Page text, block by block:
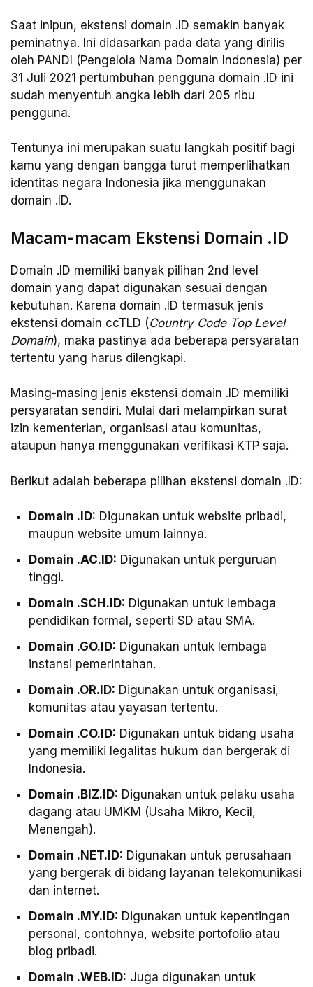
Saat inipun, ekstensi domain .ID semakin banyak
peminatnya. Ini didasarkan pada data yang dirilis
oleh PANDI (Pengelola Nama Domain Indonesia) per
31 Juli 2021 pertumbuhan pengguna domain .ID ini
sudah menyentuh angka lebih dari 205 ribu
pengguna.
Tentunya ini merupakan suatu langkah positif bagi
kamu yang dengan bangga turut memperlihatkan
identitas negara Indonesia jika menggunakan
domain .ID.
Macam-macam Ekstensi Domain .ID
Domain .ID memiliki banyak pilihan 2nd level
domain yang dapat digunakan sesuai dengan
kebutuhan. Karena domain .ID termasuk jenis
ekstensi domain ccTLD (Country Code Top Level
Domain), maka pastinya ada beberapa persyaratan
tertentu yang harus dilengkapi.
Masing-masing jenis ekstensi domain .ID memiliki
persyaratan sendiri. Mulai dari melampirkan surat
izin kementerian, organisasi atau komunitas,
ataupun hanya menggunakan verifikasi KTP saja.
Berikut adalah beberapa pilihan ekstensi domain .ID:
Domain .ID: Digunakan untuk website pribadi,
maupun website umum lainnya.
Domain .AC.ID: Digunakan untuk perguruan
tinggi.
Domain .SCH.ID: Digunakan untuk lembaga
pendidikan formal, seperti SD atau SMA.
Domain .GO.ID: Digunakan untuk lembaga
instansi pemerintahan.
Domain .OR.ID: Digunakan untuk organisasi,
komunitas atau yayasan tertentu.
Domain .CO.ID: Digunakan untuk bidang usaha
yang memiliki legalitas hukum dan bergerak di
Indonesia.
Domain .BIZ.ID: Digunakan untuk pelaku usaha
dagang atau UMKM (Usaha Mikro, Kecil,
Menengah).
Domain .NET.ID: Digunakan untuk perusahaan
yang bergerak di bidang layanan telekomunikasi
dan internet.
Domain .MY.ID: Digunakan untuk kepentingan
personal, contohnya, website portofolio atau
blog pribadi.
Domain .WEB.ID: Juga digunakan untuk